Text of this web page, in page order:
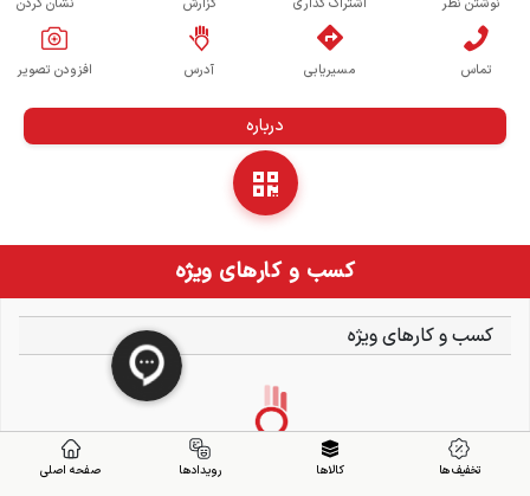
نوشتن نظر اشتراک گذاری گزارش نشان کردن
تماس مسیریابی آدرس افزودن تصویر
درباره
کسب و کارهای ویژه
کسب و کارهای ویژه
تخفیف ها کالاها رویدادها صفحه اصلی